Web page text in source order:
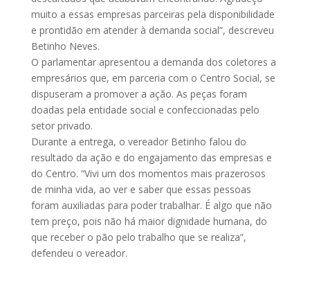
muito a essas empresas parceiras pela disponibilidade
e prontidão em atender à demanda social”, descreveu
Betinho Neves.
O parlamentar apresentou a demanda dos coletores a
empresários que, em parceria com o Centro Social, se
dispuseram a promover a ação. As peças foram
doadas pela entidade social e confeccionadas pelo
setor privado.
Durante a entrega, o vereador Betinho falou do
resultado da ação e do engajamento das empresas e
do Centro. “Vivi um dos momentos mais prazerosos
de minha vida, ao ver e saber que essas pessoas
foram auxiliadas para poder trabalhar. É algo que não
tem preço, pois não há maior dignidade humana, do
que receber o pão pelo trabalho que se realiza”,
defendeu o vereador.